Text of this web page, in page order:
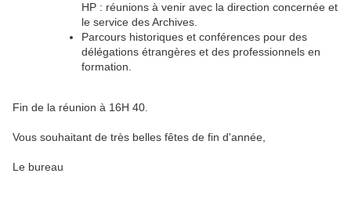
HP : réunions à venir avec la direction concernée et
le service des Archives.
Parcours historiques et conférences pour des
délégations étrangères et des professionnels en
formation.
Fin de la réunion à 16H 40.
Vous souhaitant de très belles fêtes de fin d'année,
Le bureau